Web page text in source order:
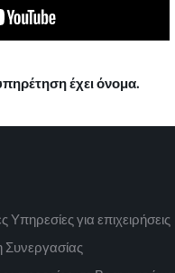
έχει όνομα.
Υπηρεσίες για επιχειρήσεις